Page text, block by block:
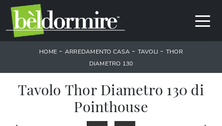
HOME - ARREDAMENTO CASA- TAVOLI - THOR
DIAMETRO 130
Tavolo Thor Diametro 130 di
Pointhouse